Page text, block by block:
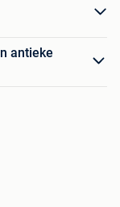
antieke